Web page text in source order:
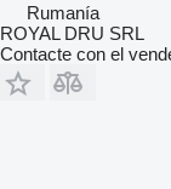
Rumanía
ROYAL DRU SRL
Contacte con el